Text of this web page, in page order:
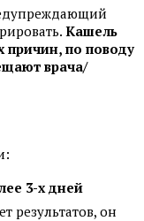
Кашель
причин, по поводу
врача/
3-х дней
результатов, он